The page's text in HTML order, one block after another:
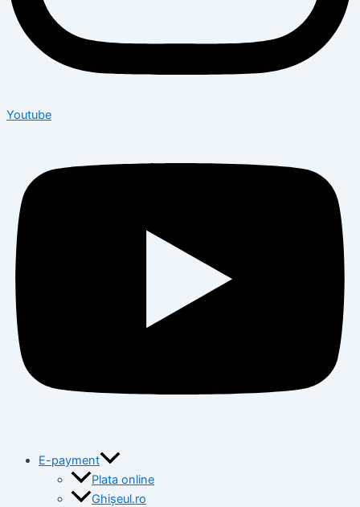
Youtube
E-payment
Plata online
Ghișeul.ro